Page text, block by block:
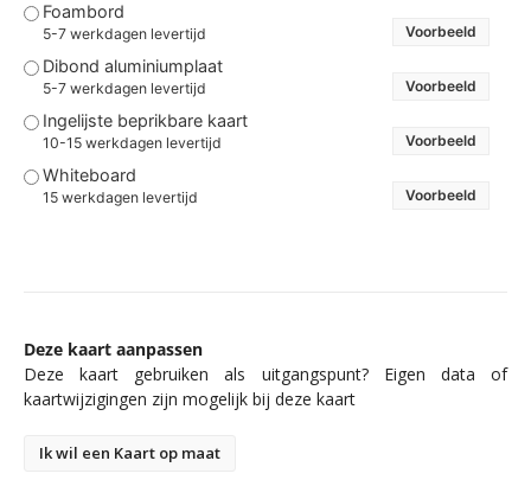
Foambord
5-7 werkdagen levertijd Voorbeeld
Dibond aluminiumplaat
5-7 werkdagen levertijd Voorbeeld
Ingelijste beprikbare kaart
10-15 werkdagen levertijd Voorbeeld
Whiteboard
15 werkdagen levertijd Voorbeeld
Deze kaart aanpassen
Deze kaart gebruiken als uitgangspunt? Eigen data of
kaartwijzigingen zijn mogelijk bij deze kaart
Ik wil een Kaart op maat